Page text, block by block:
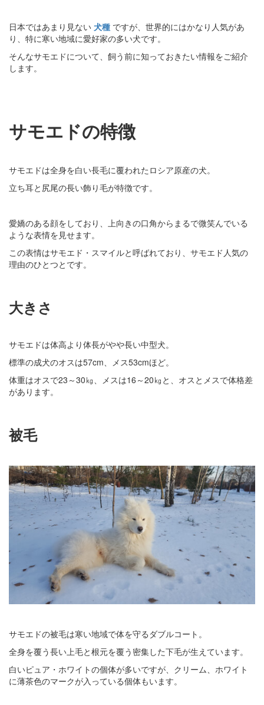
日本ではあまり見ない 犬種 ですが、世界的にはかなり人気があ
り、特に寒い地域に愛好家の多い犬です。
そんなサモエドについて、飼う前に知っておきたい情報をご紹介
します。
サモエドの特徴
サモエドは全身を白い長毛に覆われたロシア原産の犬。
立ち耳と尻尾の長い飾り毛が特徴です。
愛嬌のある顔をしており、上向きの口角からまるで微笑んでいる
ような表情を見せます。
この表情はサモエド・スマイルと呼ばれており、サモエド人気の
理由のひとつとです。
大きさ
サモエドは体高より体長がやや長い中型犬。
標準の成犬のオスは57cm、メス53cmほど。
体重はオスで23～30㎏、メスは16～20㎏と、オスとメスで体格差
があります。
被毛
サモエドの被毛は寒い地域で体を守るダブルコート。
全身を覆う長い上毛と根元を覆う密集した下毛が生えています。
白いピュア・ホワイトの個体が多いですが、クリーム、ホワイト
に薄茶色のマークが入っている個体もいます。